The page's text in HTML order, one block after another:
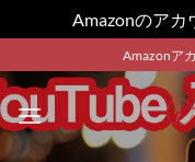
Amazonのアカ
to
content
Amazonア